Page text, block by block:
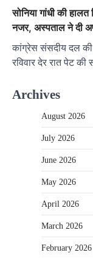
सोनिया गांधी की
नजर, अस्पताल ने दी
कांग्रेस संसदीय दल की
रविवार देर रात पेट
Archives
August 2026
July 2026
June 2026
May 2026
April 2026
March 2026
February 2026